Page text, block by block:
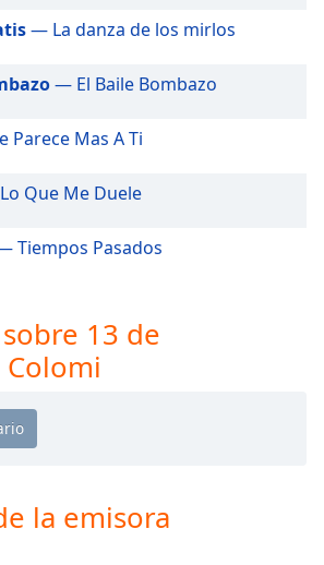
— La danza de los mirlos
— El Baile Bombazo
Parece Mas A Ti
Que Me Duele
Tiempos Pasados
13 de
la emisora